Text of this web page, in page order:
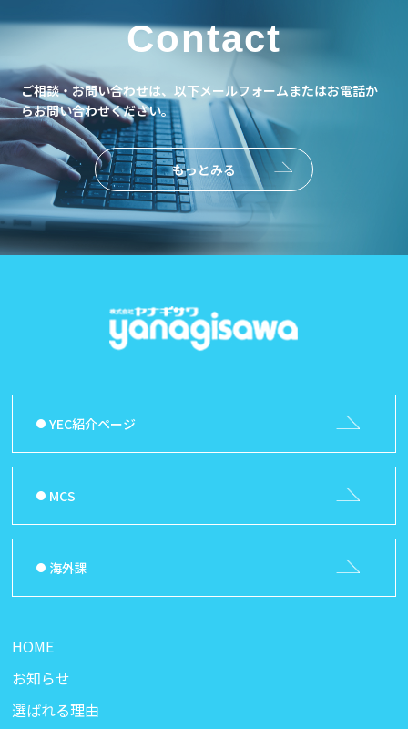
Contact
ご相談・お問い合わせは、以下メールフォームまたはお電話か
らお問い合わせください。
もっとみる
YEC紹介ページ
MCS
海外課
HOME
お知らせ
選ばれる理由